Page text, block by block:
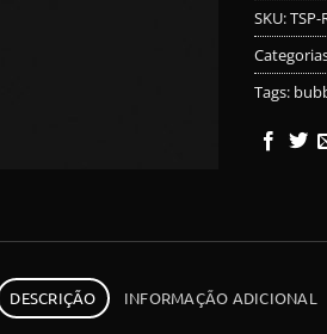
SKU:TSP-
Tags:
DESCRIÇÃO INFORMAÇÃO ADICIONAL